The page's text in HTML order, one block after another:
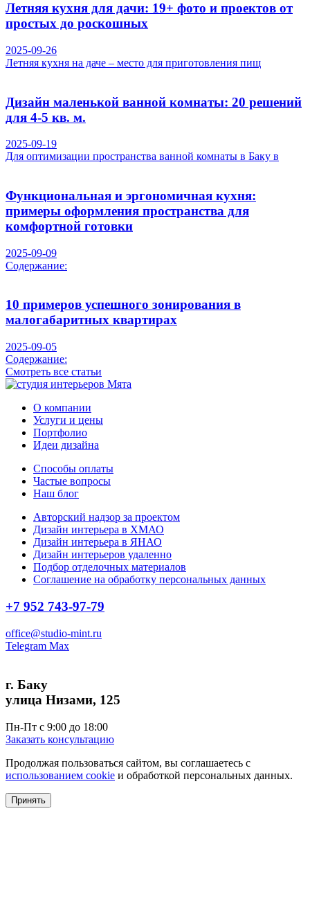
Летняя кухня для дачи: 19+ фото и проектов от
простых до роскошных
2025-09-26
Летняя кухня на даче – место для приготовления пищ
Дизайн маленькой ванной комнаты: 20 решений
для 4-5 кв. м.
2025-09-19
Для оптимизации пространства ванной комнаты в Баку в
Функциональная и эргономичная кухня:
примеры оформления пространства для
комфортной готовки
2025-09-09
Содержание:
10 примеров успешного зонирования в
малогабаритных квартирах
2025-09-05
Содержание:
Смотреть все статьи
О компании
Услуги и цены
Портфолио
Идеи дизайна
Способы оплаты
Частые вопросы
Наш блог
Авторский надзор за проектом
Дизайн интерьера в ХМАО
Дизайн интерьера в ЯНАО
Дизайн интерьеров удаленно
Подбор отделочных материалов
Соглашение на обработку персональных данных
+7 952 743-97-79
office@studio-mint.ru
Telegram Max
г. Баку
улица Низами, 125
Пн-Пт с 9:00 до 18:00
Заказать консультацию
Продолжая пользоваться сайтом, вы соглашаетесь с
использованием cookie и обработкой персональных данных.
Принять